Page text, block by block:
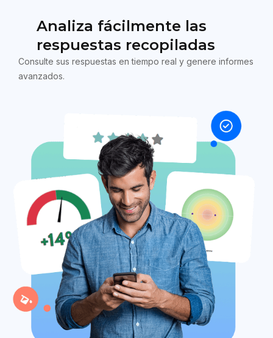
Analiza fácilmente las
respuestas recopiladas
Consulte sus respuestas en tiempo real y genere informes
avanzados.